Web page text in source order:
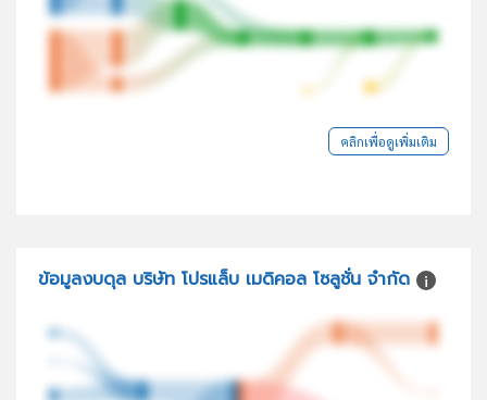
คลิกเพื่อดูเพิ่มเติม
ข้อมูลงบดุล บริษัท โปรแล็บ เมดิคอล โซลูชั่น จำกัด